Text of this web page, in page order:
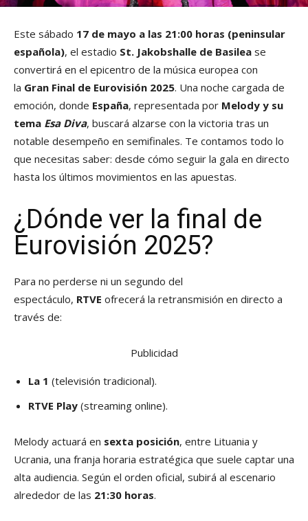
Este sábado 17 de mayo a las 21:00 horas (peninsular
española), el estadio St. Jakobshalle de Basilea se
convertirá en el epicentro de la música europea con
la Gran Final de Eurovisión 2025. Una noche cargada de
emoción, donde España, representada por Melody y su
tema Esa Diva, buscará alzarse con la victoria tras un
notable desempeño en semifinales. Te contamos todo lo
que necesitas saber: desde cómo seguir la gala en directo
hasta los últimos movimientos en las apuestas.
¿Dónde ver la final de
Eurovisión 2025?
Para no perderse ni un segundo del
espectáculo, RTVE ofrecerá la retransmisión en directo a
través de:
Publicidad
La 1 (televisión tradicional).
RTVE Play (streaming online).
Melody actuará en sexta posición, entre Lituania y
Ucrania, una franja horaria estratégica que suele captar una
alta audiencia. Según el orden oficial, subirá al escenario
alrededor de las 21:30 horas.